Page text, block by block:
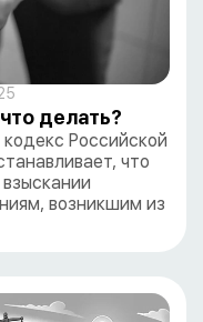
делать?
Российской
что
возникшим из